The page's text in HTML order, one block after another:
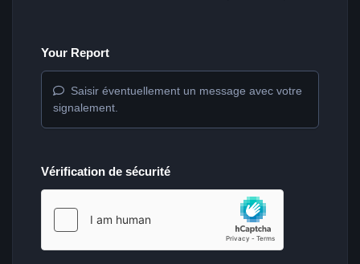
Your Report
Saisir éventuellement un message avec votre
signalement.
Vérification de sécurité